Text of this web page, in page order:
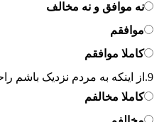
نه موافق و نه مخالف
موافقم
کاملا موافقم
9. از اینکه به مردم نزدیک باشم
کاملا مخالفم